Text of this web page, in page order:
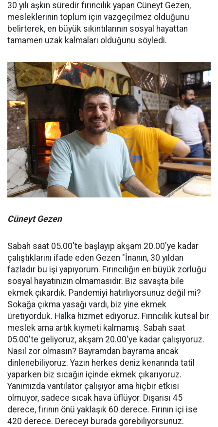
30 yılı aşkın süredir fırıncılık yapan Cüneyt Gezen,
mesleklerinin toplum için vazgeçilmez olduğunu
belirterek, en büyük sıkıntılarının sosyal hayattan
tamamen uzak kalmaları olduğunu söyledi.
Cüneyt Gezen
Sabah saat 05.00'te başlayıp akşam 20.00'ye kadar
çalıştıklarını ifade eden Gezen "İnanın, 30 yıldan
fazladır bu işi yapıyorum. Fırıncılığın en büyük zorluğu
sosyal hayatınızın olmamasıdır. Biz savaşta bile
ekmek çıkardık. Pandemiyi hatırlıyorsunuz değil mi?
Sokağa çıkma yasağı vardı, biz yine ekmek
üretiyorduk. Halka hizmet ediyoruz. Fırıncılık kutsal bir
meslek ama artık kıymeti kalmamış. Sabah saat
05.00'te geliyoruz, akşam 20.00'ye kadar çalışıyoruz.
Nasıl zor olmasın? Bayramdan bayrama ancak
dinlenebiliyoruz. Yazın herkes deniz kenarında tatil
yaparken biz sıcağın içinde ekmek çıkarıyoruz.
Yanımızda vantilatör çalışıyor ama hiçbir etkisi
olmuyor, sadece sıcak hava üflüyor. Dışarısı 45
derece, fırının önü yaklaşık 60 derece. Fırının içi ise
420 derece. Dereceyi burada görebiliyorsunuz.